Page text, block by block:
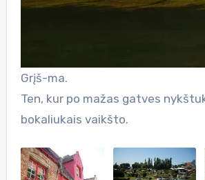
Grįš-ma.
Ten, kur po mažas gatves
bokaliukais vaikšto.